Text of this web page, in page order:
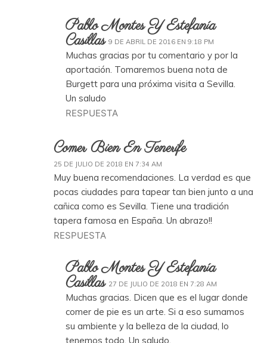
Pablo Montes Y Estefanía
Casillas 9 DE ABRIL DE 2016 EN 9:18 PM
Muchas gracias por tu comentario y por la
aportación. Tomaremos buena nota de
Burgett para una próxima visita a Sevilla.
Un saludo
RESPUESTA
Comer Bien En Tenerife
25 DE JULIO DE 2018 EN 7:34 AM
Muy buena recomendaciones. La verdad es que
pocas ciudades para tapear tan bien junto a una
cañica como es Sevilla. Tiene una tradición
tapera famosa en España. Un abrazo!!
RESPUESTA
Pablo Montes Y Estefanía
Casillas 27 DE JULIO DE 2018 EN 7:28 AM
Muchas gracias. Dicen que es el lugar donde
comer de pie es un arte. Si a eso sumamos
su ambiente y la belleza de la ciudad, lo
tenemos todo. Un saludo.